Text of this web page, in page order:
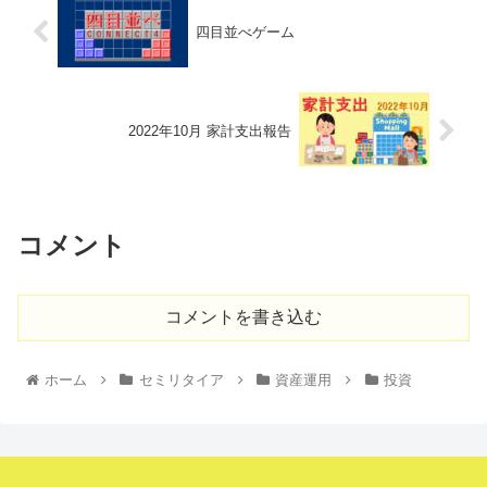
四目並べゲーム
2022年10月 家計支出報告
コメント
コメントを書き込む
ホーム セミリタイア 資産運用 投資